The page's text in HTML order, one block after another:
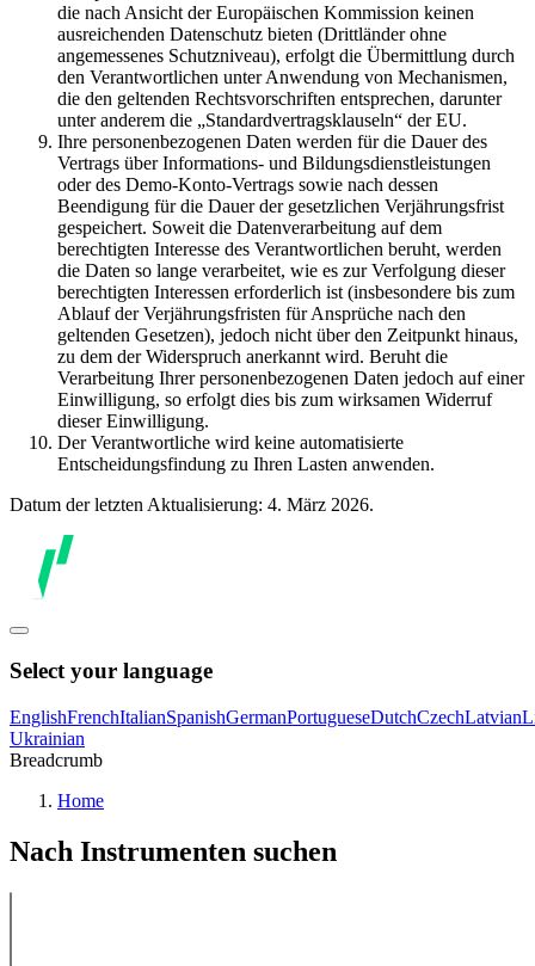
die nach Ansicht der Europäischen Kommission keinen
ausreichenden Datenschutz bieten (Drittländer ohne
angemessenes Schutzniveau), erfolgt die Übermittlung durch
den Verantwortlichen unter Anwendung von Mechanismen,
die den geltenden Rechtsvorschriften entsprechen, darunter
unter anderem die „Standardvertragsklauseln“ der EU.
Ihre personenbezogenen Daten werden für die Dauer des
Vertrags über Informations- und Bildungsdienstleistungen
oder des Demo-Konto-Vertrags sowie nach dessen
Beendigung für die Dauer der gesetzlichen Verjährungsfrist
gespeichert. Soweit die Datenverarbeitung auf dem
berechtigten Interesse des Verantwortlichen beruht, werden
die Daten so lange verarbeitet, wie es zur Verfolgung dieser
berechtigten Interessen erforderlich ist (insbesondere bis zum
Ablauf der Verjährungsfristen für Ansprüche nach den
geltenden Gesetzen), jedoch nicht über den Zeitpunkt hinaus,
zu dem der Widerspruch anerkannt wird. Beruht die
Verarbeitung Ihrer personenbezogenen Daten jedoch auf einer
Einwilligung, so erfolgt dies bis zum wirksamen Widerruf
dieser Einwilligung.
Der Verantwortliche wird keine automatisierte
Entscheidungsfindung zu Ihren Lasten anwenden.
Datum der letzten Aktualisierung: 4. März 2026.
Select your language
EnglishFrenchItalianSpanishGermanPortugueseDutchCzechLatvian
Ukrainian
Breadcrumb
Home
Nach Instrumenten suchen